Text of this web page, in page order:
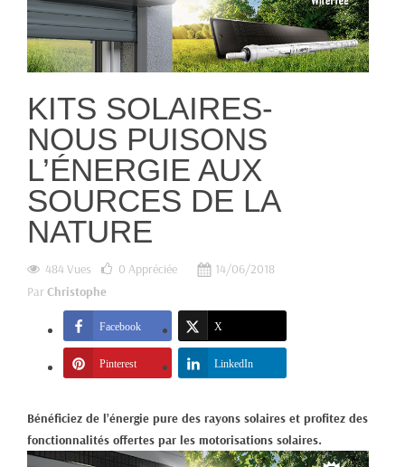
KITS SOLAIRES-
NOUS PUISONS
L’ÉNERGIE AUX
SOURCES DE LA
NATURE
484 Vues 0 Appréciée
14/06/2018
ParChristophe
Facebook X
Pinterest LinkedIn
Bénéficiez de l’énergie pure des rayons solaires et profitez des
fonctionnalités offertes par les motorisations solaires.